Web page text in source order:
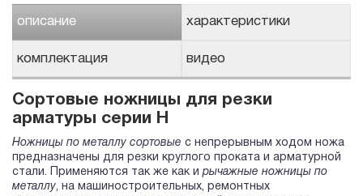
описание характеристики
комплектация видео
Сортовые ножницы для резки
арматуры серии Н
Ножницы по металлу сортовые с непрерывным ходом ножа
предназначены для резки круглого проката и арматурной
стали. Применяются так же как и рычажные ножницы по
металлу, на машиностроительных, ремонтных